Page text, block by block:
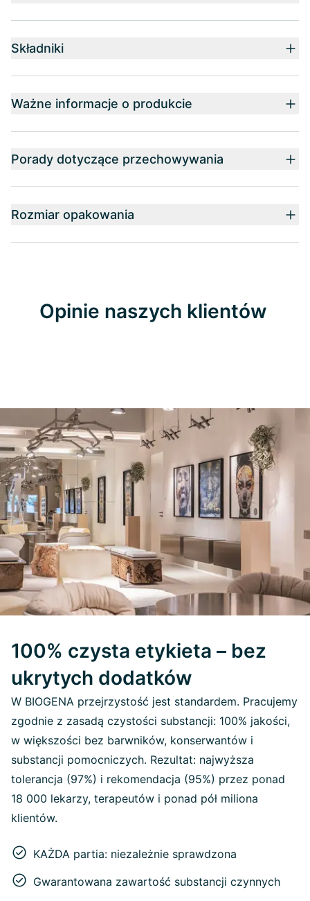
Składniki
Ważne informacje o produkcie
Porady dotyczące przechowywania
Rozmiar opakowania
Opinie naszych klientów
100% czysta etykieta – bez
ukrytych dodatków
W BIOGENA przejrzystość jest standardem. Pracujemy
zgodnie z zasadą czystości substancji: 100% jakości,
w większości bez barwników, konserwantów i
substancji pomocniczych. Rezultat: najwyższa
tolerancja (97%) i rekomendacja (95%) przez ponad
18 000 lekarzy, terapeutów i ponad pół miliona
klientów.
KAŻDA partia: niezależnie sprawdzona
Gwarantowana zawartość substancji czynnych